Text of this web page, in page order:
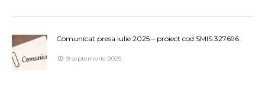
Comunicat presa iulie 2025 – proiect cod SMIS 327696
9 septembrie 2025